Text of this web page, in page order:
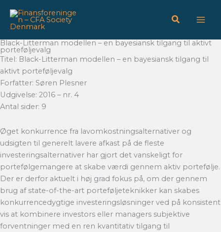
indholdet
Black-Litterman modellen – en bayesiansk tilgang til aktivt
porteføljevalg
Titel: Black-Litterman modellen – en bayesiansk tilgang til
aktivt porteføljevalg
Forfatter: Søren Plesner
Udgivelse: 2016 – nr. 4
Antal sider: 9
Øget konkurrence fra lavomkostningsalternativer og
udsigten til generelt lavere afkast på de fleste
investeringsalternativer har gjort det vanskeligt for
portefølgemangere at skabe værdi gennem aktiv portefølje.
Der er derfor aktuelt i høj grad fokus på, om der gennem
brug af state-of-the-art porteføljeteknikker kan skabes
konkurrencedygtige investeringsløsninger ved på konsistent
vis at kombinere investors eller managers subjektive
forventninger med en ren kvantitativ tilgang til